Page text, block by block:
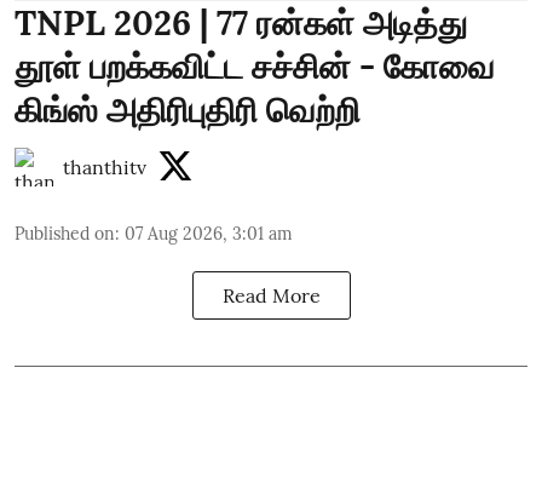
TNPL 2026 | 77 ரன்கள் அடித்து
தூள் பறக்கவிட்ட சச்சின் - கோவை
கிங்ஸ் அதிரிபுதிரி வெற்றி
thanthitv
Published on: 07 Aug 2026, 3:01 am
Read More